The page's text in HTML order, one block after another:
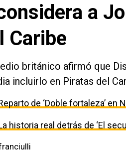
a
Caribe
británico afirmó que
incluirlo en Piratas del
de ‘Doble fortaleza’ en
historia real detrás de ‘El